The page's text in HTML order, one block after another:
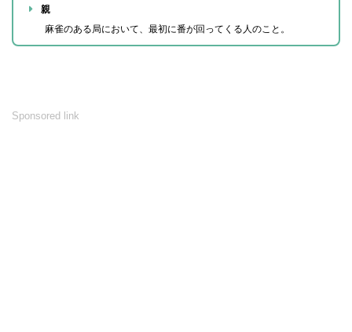
親
麻雀のある局において、最初に番が回ってくる人のこと。
Sponsored link